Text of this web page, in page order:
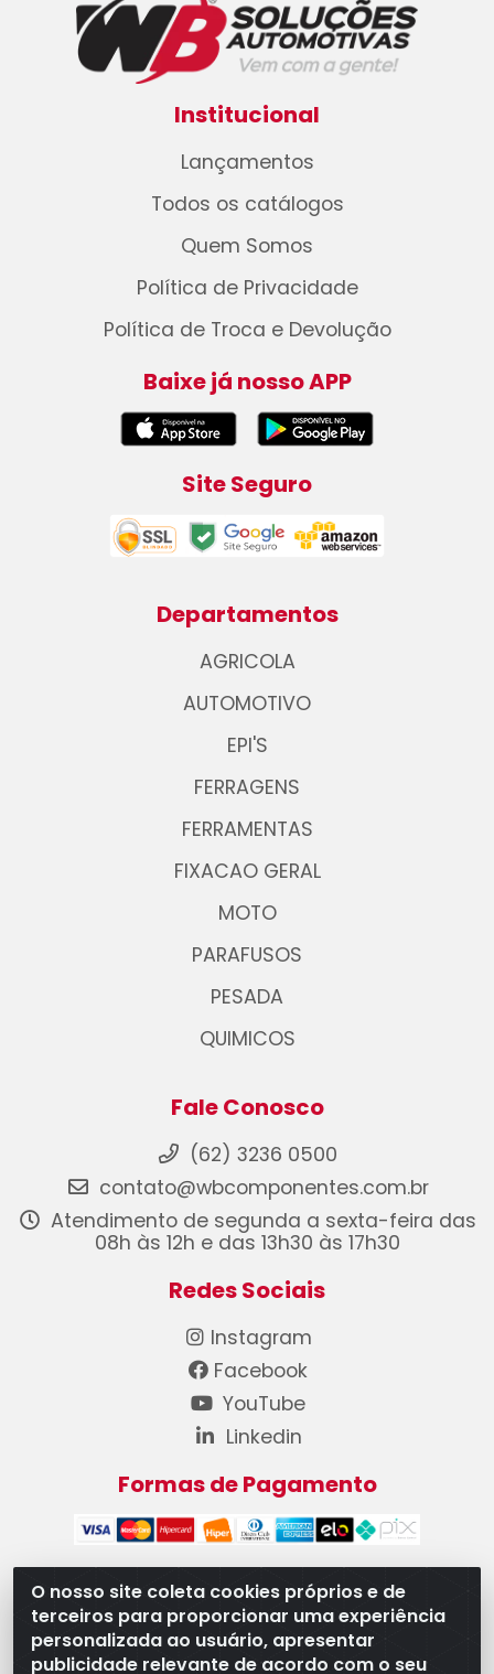
O nosso site coleta cookies próprios e de
terceiros para proporcionar uma experiência
personalizada ao usuário, apresentar
publicidade relevante de acordo com o seu
Institucional
Lançamentos
Todos os catálogos
Quem Somos
Política de Privacidade
Política de Troca e Devolução
Baixe já nosso APP
Site Seguro
Departamentos
AGRICOLA
AUTOMOTIVO
EPI'S
FERRAGENS
FERRAMENTAS
FIXACAO GERAL
MOTO
PARAFUSOS
PESADA
QUIMICOS
Fale Conosco
(62) 3236 0500
contato@wbcomponentes.com.br
Atendimento de segunda a sexta-feira das
08h às 12h e das 13h30 às 17h30
Redes Sociais
Instagram
Facebook
YouTube
Linkedin
Formas de Pagamento
WB Componentes Automotivos LTDA - CNPJ
08.528.393/0001-12 - Rua do Níquel, 667 - Parque
Oeste Industrial, Goiânia/GO - CEP 74375-660